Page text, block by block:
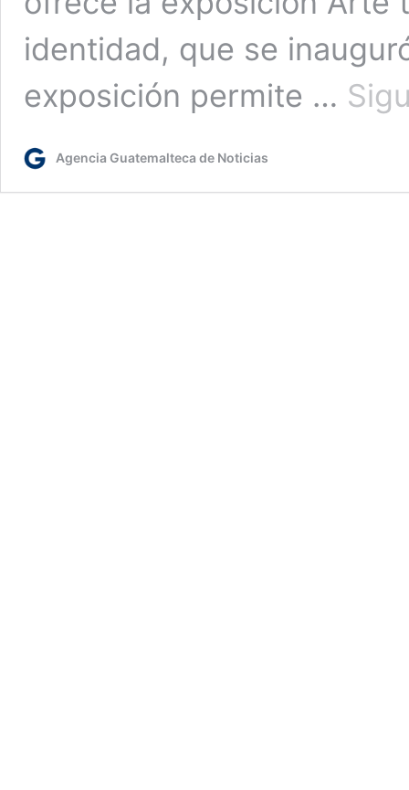
identidad, que se
exposición permite …
Agencia Guatemalteca de Noticias